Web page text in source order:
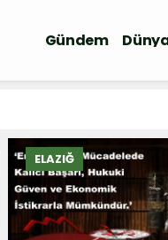
Gündem
ELAZIĞ